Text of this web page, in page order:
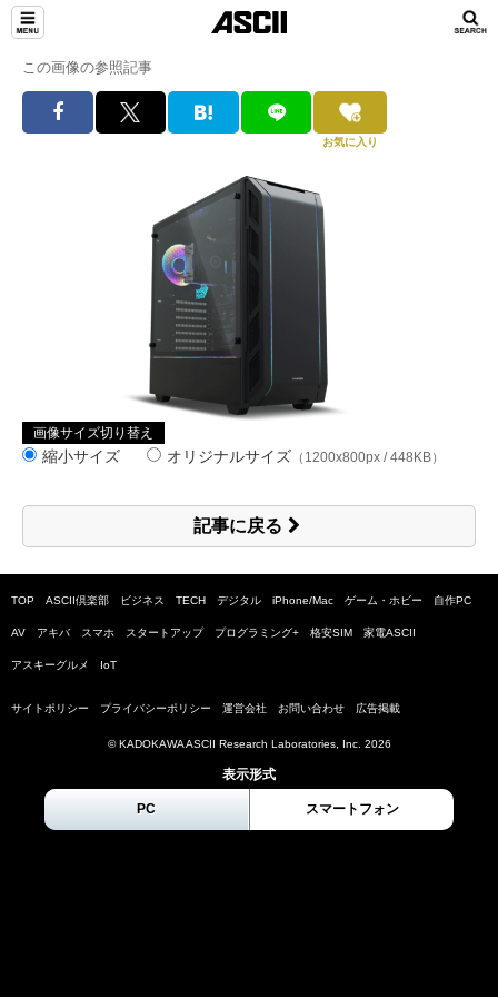
この画像の参照記事
お気に入り
画像サイズ切り替え
縮小サイズ オリジナルサイズ （1200x800px / 448KB）
記事に戻る
TOP ASCII倶楽部 ビジネス TECH デジタル iPhone/Mac ゲーム・ホビー 自作PC
AV アキバ スマホ スタートアップ プログラミング+ 格安SIM 家電ASCII
アスキーグルメ IoT
サイトポリシー プライバシーポリシー 運営会社 お問い合わせ 広告掲載
© KADOKAWA ASCII Research Laboratories, Inc. 2026
表示形式
PC スマートフォン